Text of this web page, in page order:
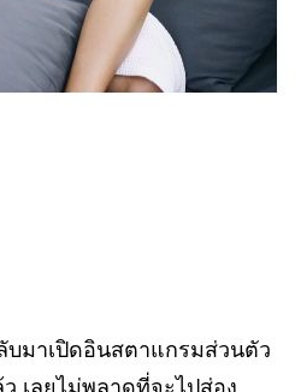
บมาเปิดอินสตาแกรมส่วนตัว
เลยไม่พลาดที่จะไปส่อง